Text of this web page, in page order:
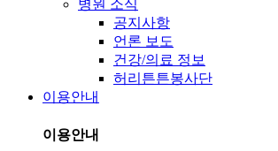
병원 소식
공지사항
언론 보도
건강/의료 정보
허리튼튼봉사단
이용안내
이용안내